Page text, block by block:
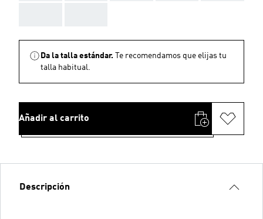
Da la talla estándar.
Te recomendamos que elijas tu
talla habitual.
Añadir al carrito
Descripción